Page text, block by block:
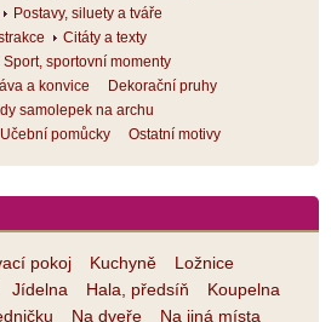
Postavy, siluety a tváře
Citáty a texty
Sport, sportovní momenty
a konvice
Dekorační pruhy
samolepek na archu
Učební pomůcky Ostatní motivy
pokoj Kuchyně
Ložnice
Jídelna Hala, předsíň
Koupelna
Na dveře Na jiná místa